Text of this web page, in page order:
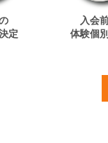
定
入会
体験個